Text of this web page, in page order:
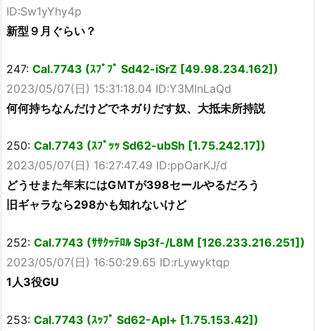
ID:Sw1yYhy4p
新型９月ぐらい？
247: Cal.7743 (ｽﾌﾟﾌﾟ Sd42-iSrZ [49.98.234.162])
2023/05/07(日) 15:31:18.04 ID:Y3MInLaQd
何何持ちなんだけどでネガりだす奴、大抵未所持説
250: Cal.7743 (ｽﾌﾟｯｯ Sd62-ubSh [1.75.242.17])
2023/05/07(日) 16:27:47.49 ID:ppOarKJ/d
どうせまた年末にはGＭTが398セールやるだろう
旧ギャラなら298かも知れないけど
252: Cal.7743 (ｻｻｸｯﾃﾛﾙ Sp3f-/L8M [126.233.216.251])
2023/05/07(日) 16:50:29.65 ID:rLywyktqp
1人3役GU
253: Cal.7743 (ｽｯﾌﾟ Sd62-Apl+ [1.75.153.42])